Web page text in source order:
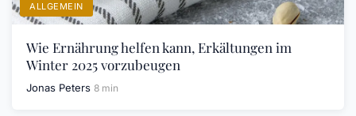
ALLGEMEIN
Wie Ernährung helfen kann, Erkältungen im
Winter 2025 vorzubeugen
Jonas Peters 8 min